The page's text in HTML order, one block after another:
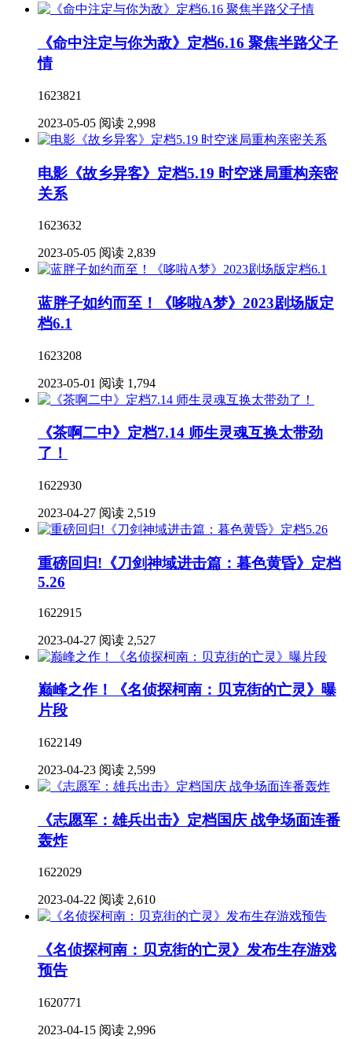
《命中注定与你为敌》定档6.16 聚焦半路父子
情
1623821
2023-05-05 阅读 2,998
电影《故乡异客》定档5.19 时空迷局重构亲密
关系
1623632
2023-05-05 阅读 2,839
蓝胖子如约而至！《哆啦A梦》2023剧场版定
档6.1
1623208
2023-05-01 阅读 1,794
《茶啊二中》定档7.14 师生灵魂互换太带劲
了！
1622930
2023-04-27 阅读 2,519
重磅回归!《刀剑神域进击篇：暮色黄昏》定档
5.26
1622915
2023-04-27 阅读 2,527
巅峰之作！《名侦探柯南：贝克街的亡灵》曝
片段
1622149
2023-04-23 阅读 2,599
《志愿军：雄兵出击》定档国庆 战争场面连番
轰炸
1622029
2023-04-22 阅读 2,610
《名侦探柯南：贝克街的亡灵》发布生存游戏
预告
1620771
2023-04-15 阅读 2,996